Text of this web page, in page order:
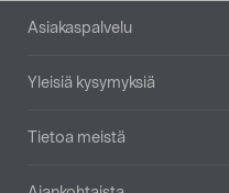
Alatunniste
Asiakaspalvelu
Yleisiä kysymyksiä
Tietoa meistä